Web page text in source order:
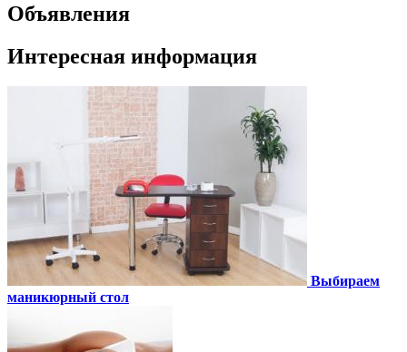
Объявления
Интересная информация
Выбираем
маникюрный стол